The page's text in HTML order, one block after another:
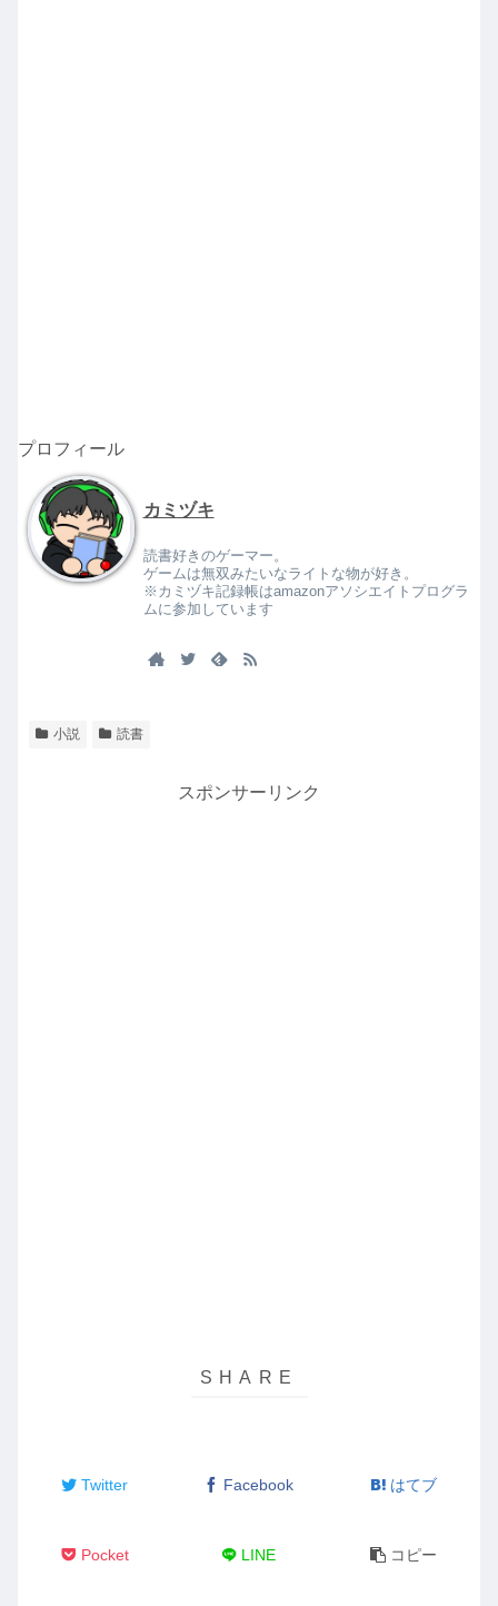
プロフィール
カミヅキ
読書好きのゲーマー。
ゲームは無双みたいなライトな物が好き。
※カミヅキ記録帳はamazonアソシエイトプログラ
ムに参加しています
小説 読書
スポンサーリンク
Twitter Facebook はてブ
Pocket LINE コピー